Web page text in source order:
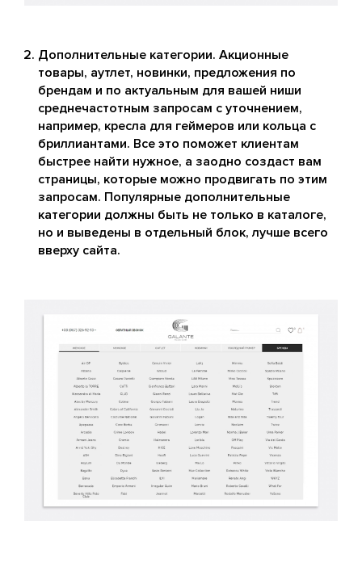
Дополнительные категории. Акционные
товары, аутлет, новинки, предложения по
брендам и по актуальным для вашей ниши
среднечастотным запросам с уточнением,
например, кресла для геймеров или кольца с
бриллиантами. Все это поможет клиентам
быстрее найти нужное, а заодно создаст вам
страницы, которые можно продвигать по этим
запросам. Популярные дополнительные
категории должны быть не только в каталоге,
но и выведены в отдельный блок, лучше всего
вверху сайта.